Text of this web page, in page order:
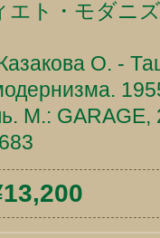
ト・モダニ
О. -
М.: GARAGE,